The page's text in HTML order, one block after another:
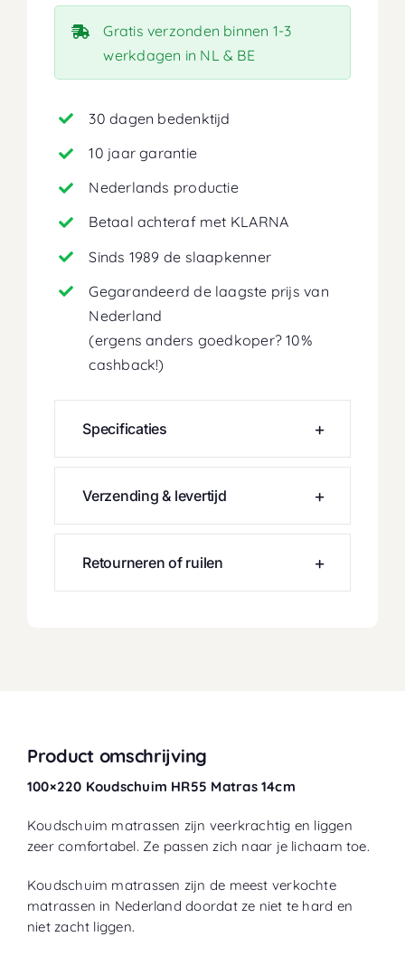
Gratis verzonden binnen 1-3
werkdagen in NL & BE
30 dagen bedenktijd
10 jaar garantie
Nederlands productie
Betaal achteraf met KLARNA
Sinds 1989 de slaapkenner
Gegarandeerd de laagste prijs van
Nederland
(ergens anders goedkoper? 10%
cashback!)
Specificaties
Verzending & levertijd
Retourneren of ruilen
Product omschrijving
100×220 Koudschuim HR55 Matras 14cm
Koudschuim matrassen zijn veerkrachtig en liggen
zeer comfortabel. Ze passen zich naar je lichaam toe.
Koudschuim matrassen zijn de meest verkochte
matrassen in Nederland doordat ze niet te hard en
niet zacht liggen.